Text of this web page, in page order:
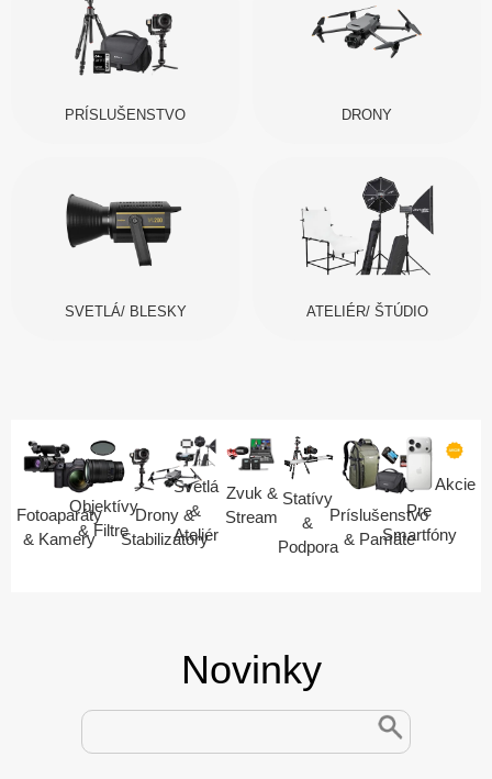
PRÍSLUŠENSTVO DRONY
SVETLÁ/ BLESKY ATELIÉR/ ŠTÚDIO
Fotoaparáty
& Kamery
Objektívy
& Filtre
Drony &
Stabilizátory
Svetlá
&
Ateliér
Zvuk &
Stream
Statívy
&
Podpora
Príslušenstvo
& Pamäte
Pre
Smartfóny
Akcie
Novinky